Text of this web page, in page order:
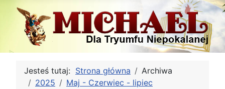
Jesteś tutaj: Strona główna
Archiwa
2025
Maj - Czerwiec - lipiec